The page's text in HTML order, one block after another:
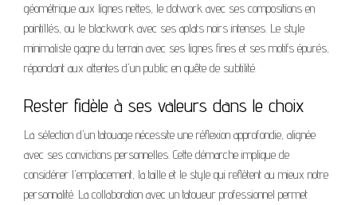
géométrique aux lignes nettes, le dotwork avec ses compositions en
pointillés, ou le blackwork avec ses aplats noirs intenses. Le style
minimaliste gagne du terrain avec ses lignes fines et ses motifs épurés,
répondant aux attentes d'un public en quête de subtilité.
Rester fidèle à ses valeurs dans le choix
La sélection d'un tatouage nécessite une réflexion approfondie, alignée
avec ses convictions personnelles. Cette démarche implique de
considérer l'emplacement, la taille et le style qui reflètent au mieux notre
personnalité. La collaboration avec un tatoueur professionnel permet